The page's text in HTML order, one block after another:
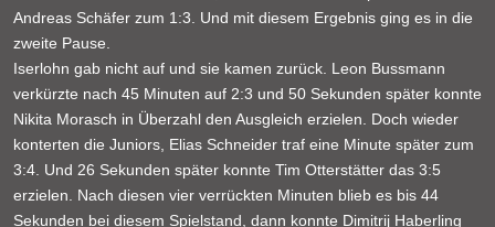
Andreas Schäfer zum 1:3. Und mit diesem Ergebnis ging es in die
zweite Pause.
Iserlohn gab nicht auf und sie kamen zurück. Leon Bussmann
verkürzte nach 45 Minuten auf 2:3 und 50 Sekunden später konnte
Nikita Morasch in Überzahl den Ausgleich erzielen. Doch wieder
konterten die Juniors, Elias Schneider traf eine Minute später zum
3:4. Und 26 Sekunden später konnte Tim Otterstätter das 3:5
erzielen. Nach diesen vier verrückten Minuten blieb es bis 44
Sekunden bei diesem Spielstand, dann konnte Dimitrij Haberling